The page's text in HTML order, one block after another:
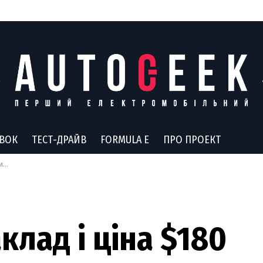
ТЕСТ-ДРАЙВ FORMULA E ПРО ПРОЕКТ
і ціна $180